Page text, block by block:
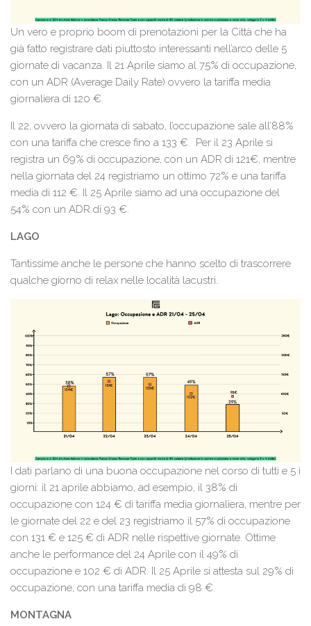
Un vero e proprio boom di prenotazioni per la Città che ha
già fatto registrare dati piuttosto interessanti nell’arco delle 5
giornate di vacanza. Il 21 Aprile siamo al 75% di occupazione,
con un ADR (Average Daily Rate) ovvero la tariffa media
giornaliera di 120 €.
Il 22, ovvero la giornata di sabato, l’occupazione sale all’88%
con una tariffa che cresce fino a 133 €. Per il 23 Aprile si
registra un 69% di occupazione, con un ADR di 121€, mentre
nella giornata del 24 registriamo un ottimo 72% e una tariffa
media di 112 €. Il 25 Aprile siamo ad una occupazione del
54% con un ADR di 93 €.
LAGO
Tantissime anche le persone che hanno scelto di trascorrere
qualche giorno di relax nelle località lacustri.
I dati parlano di una buona occupazione nel corso di tutti e 5 i
giorni: il 21 aprile abbiamo, ad esempio, il 38% di
occupazione con 124 € di tariffa media giornaliera, mentre per
le giornate del 22 e del 23 registriamo il 57% di occupazione
con 131 € e 125 € di ADR nelle rispettive giornate. Ottime
anche le performance del 24 Aprile con il 49% di
occupazione e 102 € di ADR. Il 25 Aprile si attesta sul 29% di
occupazione, con una tariffa media di 98 €.
MONTAGNA